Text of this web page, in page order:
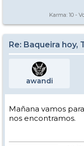
Karma: 10 -
Re: Baqueira hoy,
awandi
Mañana vamos
nos encontramos.